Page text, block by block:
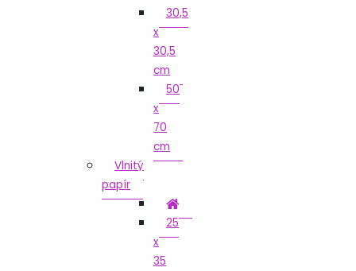
30,5
x
30,5
cm
50
x
70
cm
Vlnitý
papír
25
x
35